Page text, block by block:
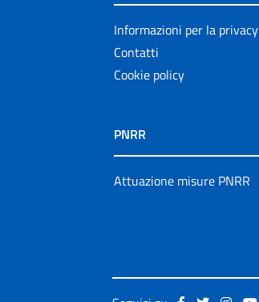
Informazioni per la privacy
Contatti
Cookie policy
PNRR
Attuazione misure PNRR